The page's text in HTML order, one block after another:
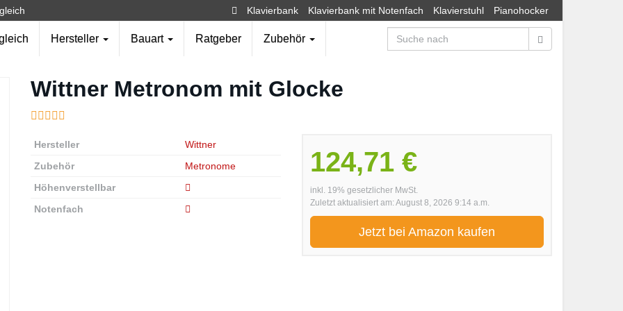
Klavierbank Klavierbank mit Notenfach Klavierstuhl Pianohocker
Hersteller Bauart Ratgeber Zubehör
Wittner Metronom mit Glocke
124,71 €
inkl. 19% gesetzlicher MwSt.
Zuletzt aktualisiert am: August 8, 2026 9:14 a.m.
Jetzt bei Amazon kaufen
Hersteller
Wittner
Zubehör
Metronome
Höhenverstellbar
Notenfach